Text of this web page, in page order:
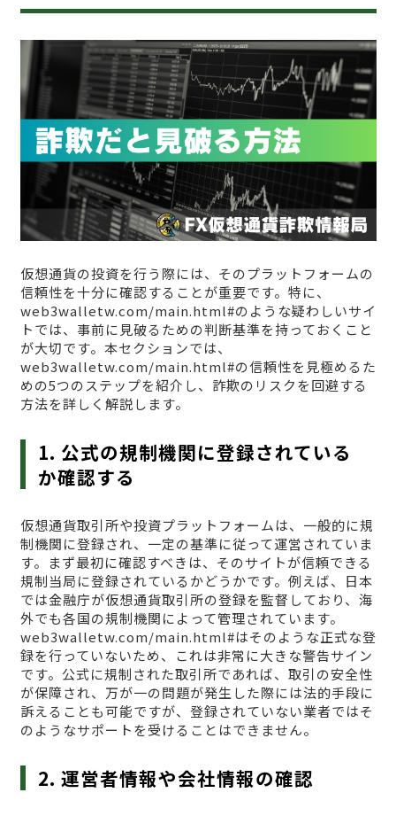
仮想通貨の投資を行う際には、そのプラットフォームの
信頼性を十分に確認することが重要です。特に、
web3walletw.com/main.html#のような疑わしいサイ
トでは、事前に見破るための判断基準を持っておくこと
が大切です。本セクションでは、
web3walletw.com/main.html#の信頼性を見極めるた
めの5つのステップを紹介し、詐欺のリスクを回避する
方法を詳しく解説します。
1. 公式の規制機関に登録されている
か確認する
仮想通貨取引所や投資プラットフォームは、一般的に規
制機関に登録され、一定の基準に従って運営されていま
す。まず最初に確認すべきは、そのサイトが信頼できる
規制当局に登録されているかどうかです。例えば、日本
では金融庁が仮想通貨取引所の登録を監督しており、海
外でも各国の規制機関によって管理されています。
web3walletw.com/main.html#はそのような正式な登
録を行っていないため、これは非常に大きな警告サイン
です。公式に規制された取引所であれば、取引の安全性
が保障され、万が一の問題が発生した際には法的手段に
訴えることも可能ですが、登録されていない業者ではそ
のようなサポートを受けることはできません。
2. 運営者情報や会社情報の確認